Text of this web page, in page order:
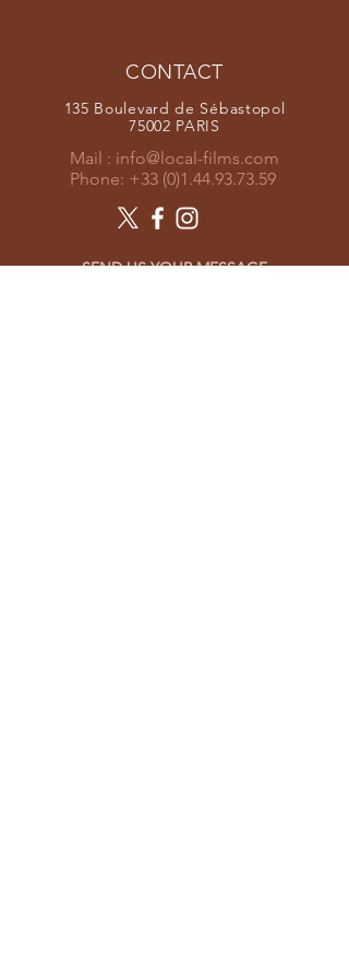
CONTACT
135 Boulevard de Sébastopol
75002 PARIS
Mail : info@local-films.com
Phone: +33 (0)1.44.93.73.59
SEND US YOUR MESSAGE